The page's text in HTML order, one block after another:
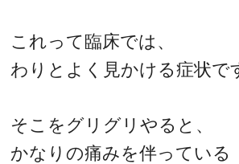
これって臨床では、
わりとよく見かける症状で
そこをグリグリやると、
かなりの痛みを伴っている